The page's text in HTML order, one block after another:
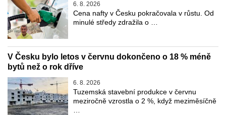
6. 8. 2026
Cena nafty v Česku pokračovala v růstu. Od
minulé středy zdražila o …
V Česku bylo letos v červnu dokončeno o 18 % méně
bytů než o rok dříve
6. 8. 2026
Tuzemská stavební produkce v červnu
meziročně vzrostla o 2 %, když meziměsíčně
…